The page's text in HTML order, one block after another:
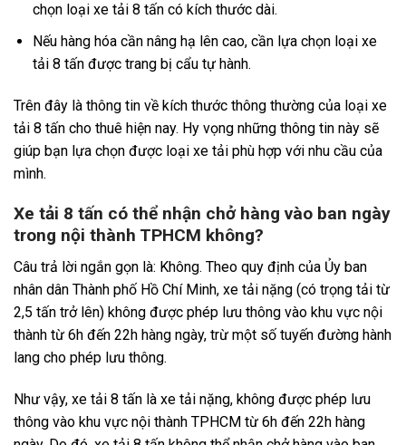
chọn loại xe tải 8 tấn có kích thước dài.
Nếu hàng hóa cần nâng hạ lên cao, cần lựa chọn loại xe
tải 8 tấn được trang bị cẩu tự hành.
Trên đây là thông tin về kích thước thông thường của loại xe
tải 8 tấn cho thuê hiện nay. Hy vọng những thông tin này sẽ
giúp bạn lựa chọn được loại xe tải phù hợp với nhu cầu của
mình.
Xe tải 8 tấn có thể nhận chở hàng vào ban ngày
trong nội thành TPHCM không?
Câu trả lời ngắn gọn là: Không. Theo quy định của Ủy ban
nhân dân Thành phố Hồ Chí Minh, xe tải nặng (có trọng tải từ
2,5 tấn trở lên) không được phép lưu thông vào khu vực nội
thành từ 6h đến 22h hàng ngày, trừ một số tuyến đường hành
lang cho phép lưu thông.
Như vậy, xe tải 8 tấn là xe tải nặng, không được phép lưu
thông vào khu vực nội thành TPHCM từ 6h đến 22h hàng